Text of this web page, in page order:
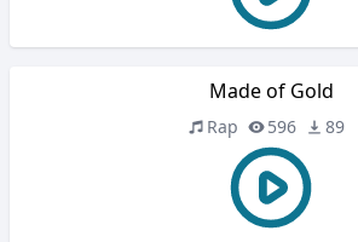
Made of Gold
Rap 596 89